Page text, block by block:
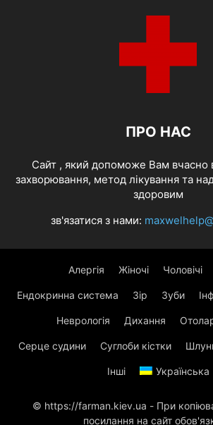
ПРО НАС
Cайт , який допоможе Вам вчасно
захворювання, метод лікування та
здоровим
зв'язатися з нами:
Алергія Жіночі Чоловічі
Ендокринна система Зір Зуби
Неврологія Дихання
Серце судини Суглоби кістки
Інші Українська
© https://farman.kiev.ua - При
посилання на сайт